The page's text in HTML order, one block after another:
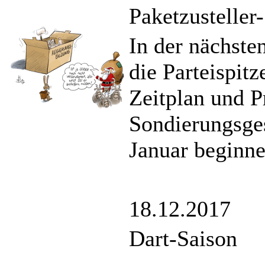
In der
die
Zeitplan und
Januar
18.12.2017
Dart-Saison